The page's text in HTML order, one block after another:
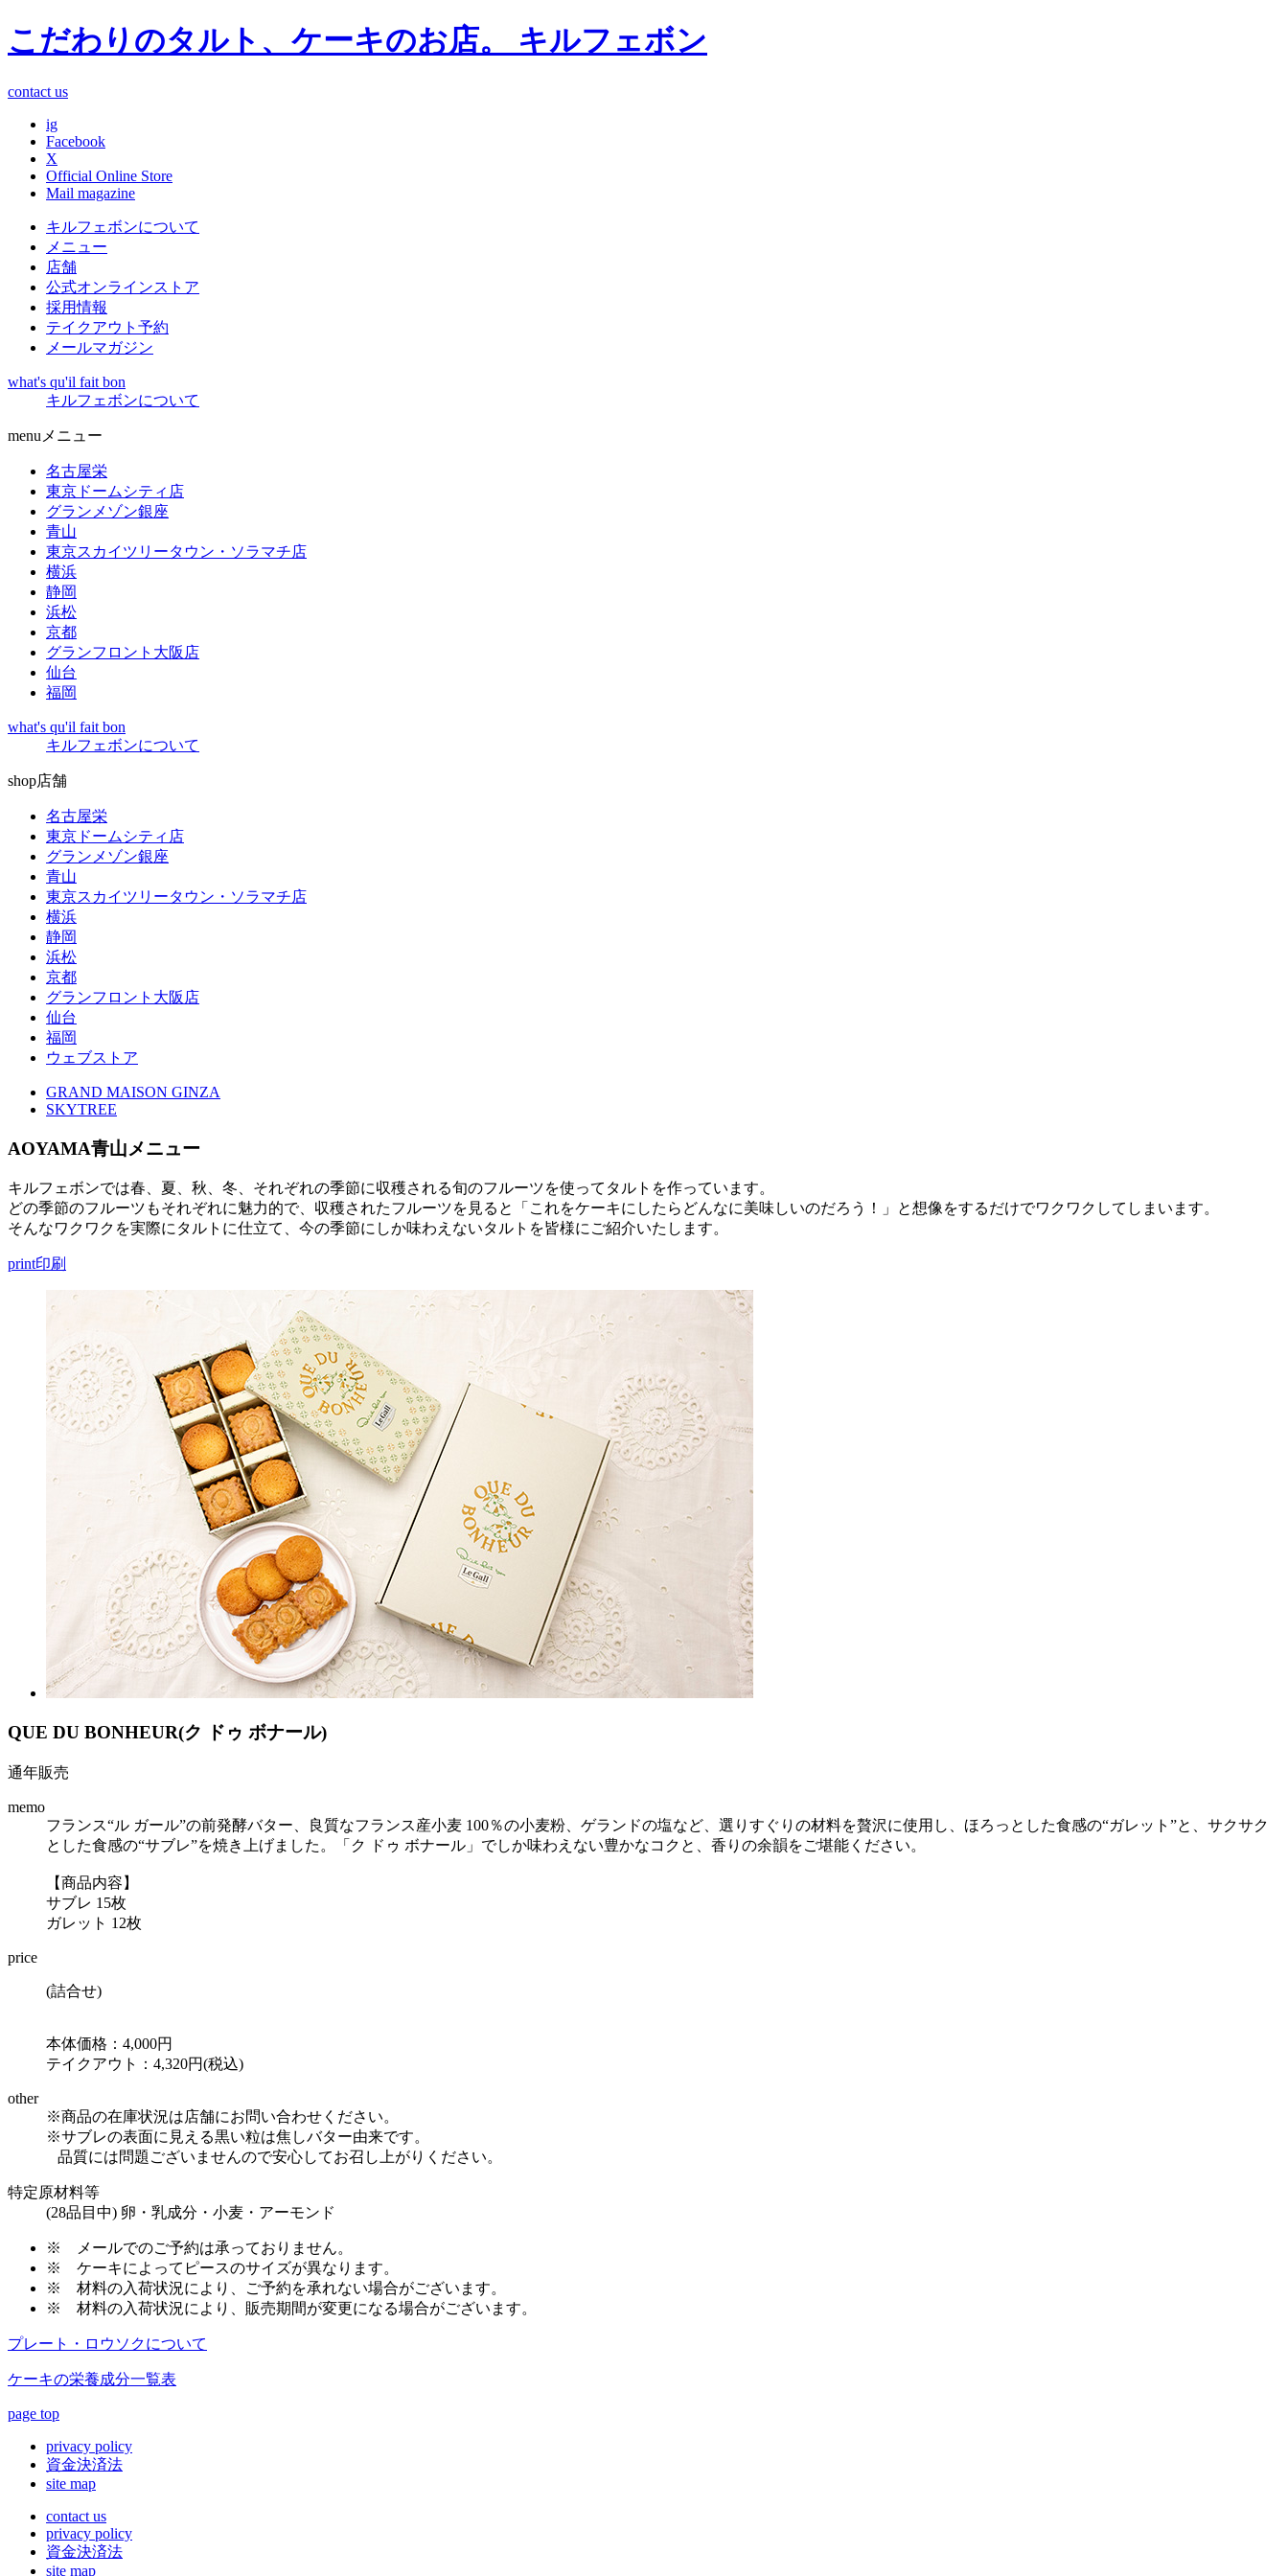
こだわりのタルト、ケーキのお店。 キルフェボン
contact us
ig
Facebook
X
Official Online Store
Mail magazine
キルフェボンについて
メニュー
店舗
公式オンラインストア
採用情報
テイクアウト予約
メールマガジン
what's qu'il fait bon
キルフェボンについて
menu メニュー
名古屋栄
東京ドームシティ店
グランメゾン銀座
青山
東京スカイツリータウン・ソラマチ店
横浜
静岡
浜松
京都
グランフロント大阪店
仙台
福岡
what's qu'il fait bon
キルフェボンについて
shop店舗
名古屋栄
東京ドームシティ店
グランメゾン銀座
青山
東京スカイツリータウン・ソラマチ店
横浜
静岡
浜松
京都
グランフロント大阪店
仙台
福岡
ウェブストア
GRAND MAISON GINZA
SKYTREE
AOYAMA青山メニュー
キルフェボンでは春、夏、秋、冬、それぞれの季節に収穫される旬のフルーツを使ってタルトを作っています。
どの季節のフルーツもそれぞれに魅力的で、収穫されたフルーツを見ると「これをケーキにしたらどんなに美味しいのだろう！」と想像をするだけでワクワクしてしまいます。
そんなワクワクを実際にタルトに仕立て、今の季節にしか味わえないタルトを皆様にご紹介いたします。
print印刷
QUE DU BONHEUR(ク ドゥ ボナール)
通年販売
memo
フランス“ル ガール”の前発酵バター、良質なフランス産小麦 100％の小麦粉、ゲランドの塩など、選りすぐりの材料を贅沢に使用し、ほろっとした食感の“ガレット”と、サクサク
とした食感の“サブレ”を焼き上げました。「ク ドゥ ボナール」でしか味わえない豊かなコクと、香りの余韻をご堪能ください。
【商品内容】
サブレ 15枚
ガレット 12枚
price
(詰合せ)
本体価格：4,000円
テイクアウト：4,320円(税込)
other
※商品の在庫状況は店舗にお問い合わせください。
※サブレの表面に見える黒い粒は焦しバター由来です。
品質には問題ございませんので安心してお召し上がりください。
特定原材料等
(28品目中) 卵・乳成分・小麦・アーモンド
※
メールでのご予約は承っておりません。
※ ケーキによってピースのサイズが異なります。
※ 材料の入荷状況により、ご予約を承れない場合がございます。
※ 材料の入荷状況により、販売期間が変更になる場合がございます。
プレート・ロウソクについて
ケーキの栄養成分一覧表
page top
privacy policy
資金決済法
site map
contact us
privacy policy
資金決済法
site map